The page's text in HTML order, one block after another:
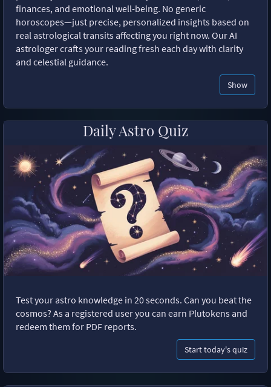
finances, and emotional well-being. No generic
horoscopes—just precise, personalized insights based on
real astrological transits affecting you right now. Our AI
astrologer crafts your reading fresh each day with clarity
and celestial guidance.
Show
Daily Astro Quiz
Test your astro knowledge in 20 seconds. Can you beat the
cosmos? As a registered user you can earn Plutokens and
redeem them for PDF reports.
Start today's quiz